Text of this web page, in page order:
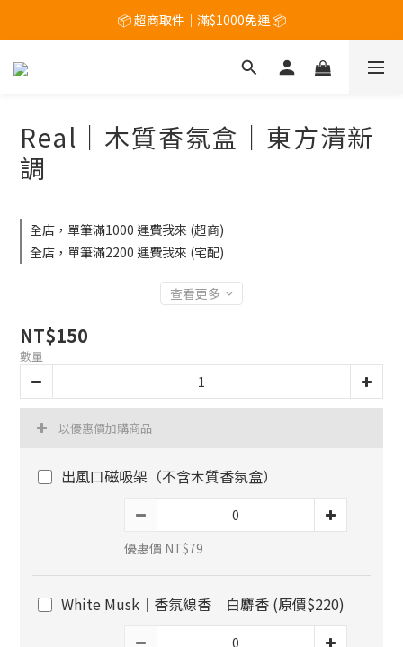
	滿$1200 加碼送「香氛小物１入 」(隨機出貨，恕無法指定)
📦 超商取件｜滿$1000免運 📦
📷 FB / IG 公開分享使用圖 並tag我們｜即可獲得購物金 $50元💰
Real｜木質香氛盒｜東方清新
調
全店，單筆滿1000 運費我來 (超商)
全店，單筆滿2200 運費我來 (宅配)
查看更多
NT$150
數量
以優惠價加購商品
出風口磁吸架（不含木質香氛盒）
優惠價 NT$79
White Musk｜香氛線香｜白麝香 (原價$220)